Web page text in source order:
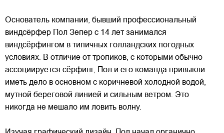
Основатель компании, бывший профессиональный
виндсёрфер Пол Зепер с 14 лет занимался
виндсёрфингом в типичных голландских погодных
условиях. В отличие от тропиков, с которыми обычно
ассоциируется сёрфинг, Пол и его команда привыкли
иметь дело в основном с коричневой холодной водой,
мутной береговой линией и сильным ветром. Это
никогда не мешало им ловить волну.